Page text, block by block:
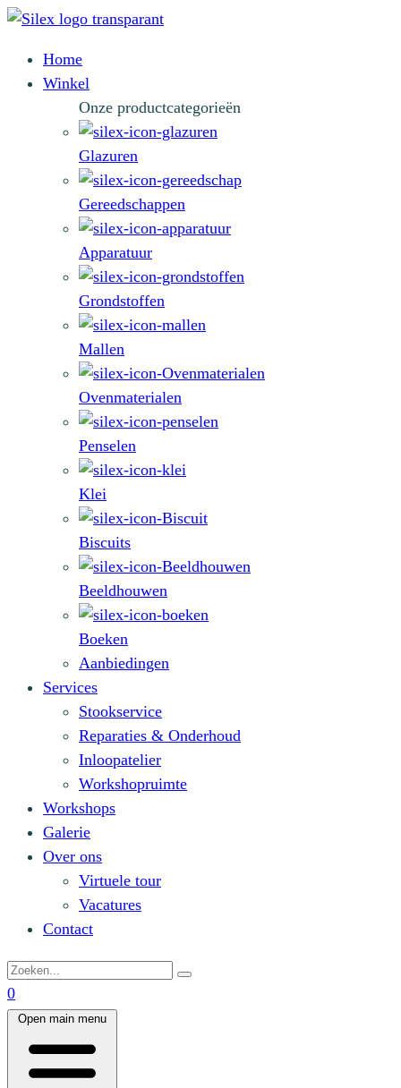
Home
Winkel
Onze productcategorieën
Glazuren
Gereedschappen
Apparatuur
Grondstoffen
Mallen
Ovenmaterialen
Penselen
Klei
Biscuits
Beeldhouwen
Boeken
Aanbiedingen
Services
Stookservice
Reparaties & Onderhoud
Inloopatelier
Workshopruimte
Workshops
Galerie
Over ons
Virtuele tour
Vacatures
Contact
0
Open main menu